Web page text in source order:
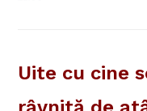
Uite cu cine